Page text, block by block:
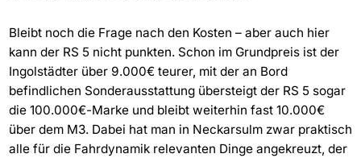
Bleibt noch die Frage nach den Kosten – aber auch hier
kann der RS 5 nicht punkten. Schon im Grundpreis ist der
Ingolstädter über 9.000€ teurer, mit der an Bord
befindlichen Sonderausstattung übersteigt der RS 5 sogar
die 100.000€-Marke und bleibt weiterhin fast 10.000€
über dem M3. Dabei hat man in Neckarsulm zwar praktisch
alle für die Fahrdynamik relevanten Dinge angekreuzt, der